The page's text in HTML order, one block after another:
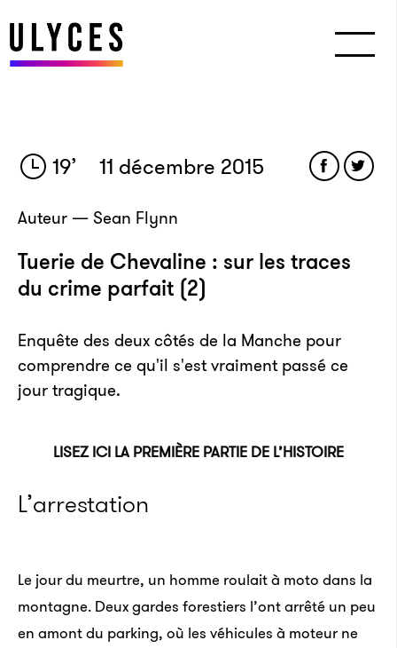
19’ 11 décembre 2015
Auteur — Sean Flynn
Tuerie de Chevaline : sur les traces
du crime parfait (2)
Enquête des deux côtés de la Manche pour
comprendre ce qu'il s'est vraiment passé ce
jour tragique.
LISEZ ICI LA PREMIÈRE PARTIE DE L’HISTOIRE
L’arrestation
Le jour du meurtre, un homme roulait à moto dans la
montagne. Deux gardes forestiers l’ont arrêté un peu
en amont du parking, où les véhicules à moteur ne